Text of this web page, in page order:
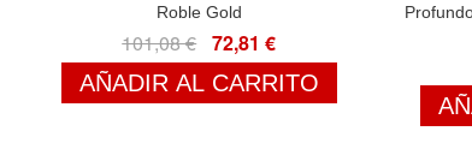
Roble Gold
101,08 € 72,81 €
AÑADIR AL CARRITO